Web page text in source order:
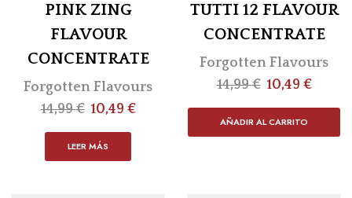
PINK ZING
FLAVOUR
CONCENTRATE
Forgotten Flavours
14,99€ 10,49 €
LEER MÁS
TUTTI 12 FLAVOUR
CONCENTRATE
Forgotten Flavours
14,99€ 10,49 €
AÑADIR AL CARRITO